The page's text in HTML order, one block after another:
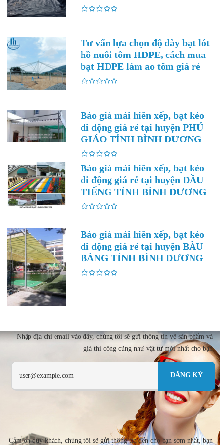
Tư vấn lựa chọn độ dày bạt lót
hồ nuôi tôm HDPE, cách mua
bạt HDPE làm ao tôm giá rẻ
Báo giá mái hiên xếp, bạt kéo
di động giá rẻ tại huyện PHÚ
GIÁO TỈNH BÌNH DƯƠNG
Báo giá mái hiên xếp, bạt kéo
di động giá rẻ tại huyện DẦU
TIẾNG TỈNH BÌNH DƯƠNG
Báo giá mái hiên xếp, bạt kéo
di động giá rẻ tại huyện BÀU
BÀNG TỈNH BÌNH DƯƠNG
Nhập địa chi email vào đây, chúng tôi sẽ gửi thông tin về sản phẩm và
giá thi công cũng như vật tư mới nhất cho bạn
Cảm ơn quý khách, chúng tôi sẽ gửi thông tin đến cho bạn sớm nhất, bạn